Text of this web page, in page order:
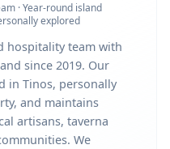
· Year-round island
explored
hospitality team with
since 2019. Our
in Tinos, personally
and maintains
artisans, taverna
We